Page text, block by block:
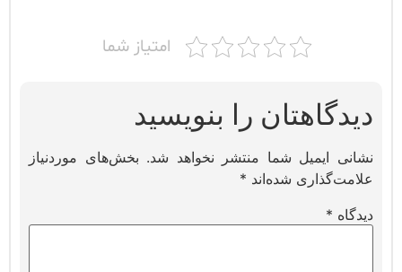
امتیاز شما
دیدگاهتان را بنویسید
نشانی ایمیل شما منتشر نخواهد شد. بخش‌های موردنیاز
علامت‌گذاری شده‌اند *
دیدگاه *